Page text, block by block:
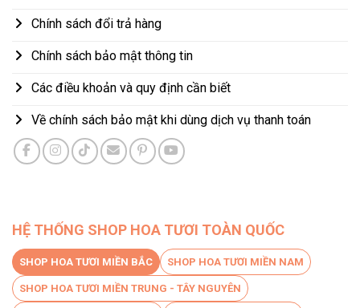
Chính sách đổi trả hàng
Chính sách bảo mật thông tin
Các điều khoản và quy định cần biết
Về chính sách bảo mật khi dùng dịch vụ thanh toán
HỆ THỐNG SHOP HOA TƯƠI TOÀN QUỐC
SHOP HOA TƯƠI MIỀN BẮC SHOP HOA TƯƠI MIỀN NAM
SHOP HOA TƯƠI MIỀN TRUNG - TÂY NGUYÊN